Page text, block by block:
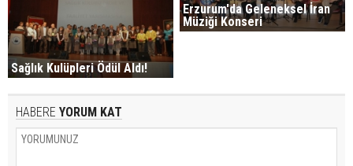
Sağlık Kulüpleri Ödül Aldı!
Erzurum'da Geleneksel İran
Müziği Konseri
HABERE YORUM KAT